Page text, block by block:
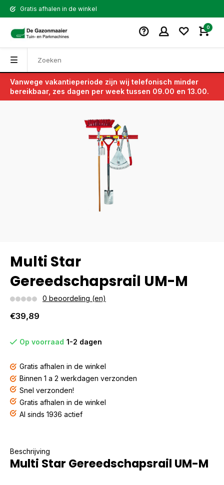
Gratis afhalen in de winkel
0
Vanwege vakantieperiode zijn wij telefonisch minder
bereikbaar, zes dagen per week tussen 09.00 en 13.00.
Terug
Multi Star
Gereedschapsrail UM-M
0 beoordeling (en)
€39,89
Op voorraad 1-2 dagen
Gratis afhalen in de winkel
Binnen 1 a 2 werkdagen verzonden
Snel verzonden!
Gratis afhalen in de winkel
Al sinds 1936 actief
Beschrijving
Multi Star Gereedschapsrail UM-M